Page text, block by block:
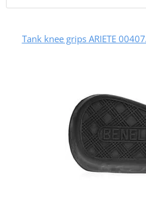
Tank knee grips ARIETE